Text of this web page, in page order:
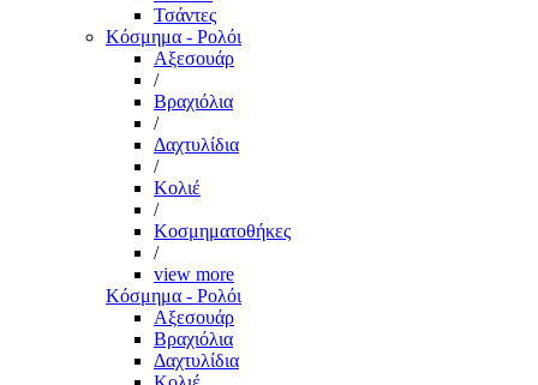
Τσάντες
Κόσμημα - Ρολόι
Αξεσουάρ
/
Βραχιόλια
/
Δαχτυλίδια
/
Κολιέ
/
Κοσμηματοθήκες
/
view more
Κόσμημα - Ρολόι
Αξεσουάρ
Βραχιόλια
Δαχτυλίδια